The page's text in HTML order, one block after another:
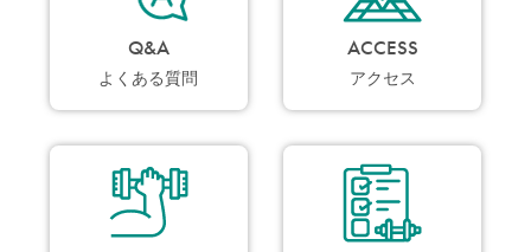
Q&A
よくある質問
ACCESS
アクセス